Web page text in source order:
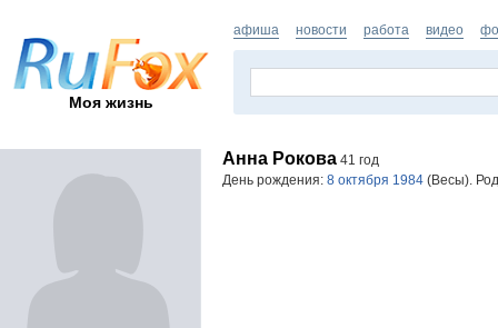
Моя жизнь
афиша новости работа видео
Анна Рокова 41 год
День рождения: 8 октября 1984 (Весы).